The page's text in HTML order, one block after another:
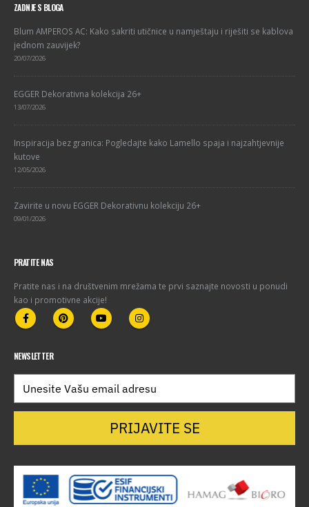
ZADNJE S BLOGA
Blum AMPEROS AC: Kako sakriti utičnice u namještaju i riješiti se kablova
jednom zauvijek?
20/07/2026
EGGER Dekorativna kolekcija 26+
13/07/2026
Inspiracija bez granica: Pogledajte kako Lamello spaja i najzahtjevnije
kutove
12/05/2026
Zavirite u novu EGGER Dekorativnu kolekciju 26+
09/01/2026
PRATITE NAS
Pratite nas i na društvenim mrežama te prvi saznajte novosti u ponudi
kao i promotivne akcije!
NEWSLETTER
PRIJAVITE SE